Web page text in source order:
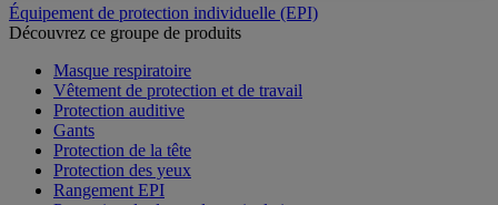
Équipement de protection individuelle (EPI)
Découvrez ce groupe de produits
Masque respiratoire
Vêtement de protection et de travail
Protection auditive
Gants
Protection de la tête
Protection des yeux
Rangement EPI